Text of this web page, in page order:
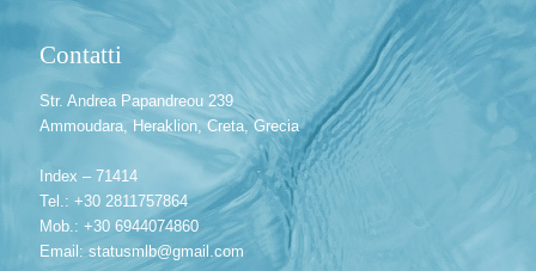
Contatti
Str. Andrea Papandreou 239
Ammoudara, Heraklion, Creta, Grecia
Index – 71414
Tel.: +30 2811757864
Mob.: +30 6944074860
Email: statusmlb@gmail.com